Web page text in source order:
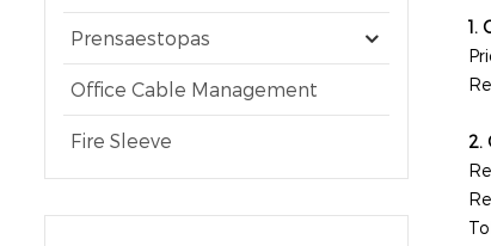
Prensaestopas
Office Cable Management
Fire Sleeve
1.
2.